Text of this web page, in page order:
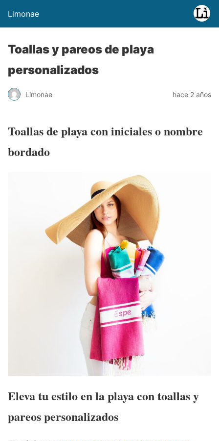
Limonae
Toallas y pareos de playa
personalizados
Limonae hace 2 años
Toallas de playa con iniciales o nombre
bordado
Eleva tu estilo en la playa con toallas y
pareos personalizados